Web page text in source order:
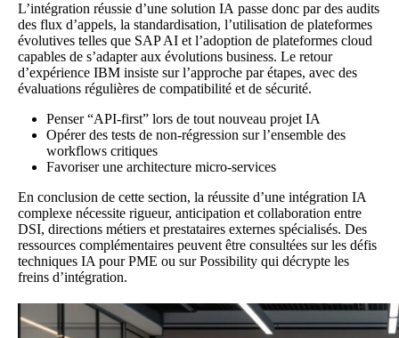
L’intégration réussie d’une solution IA passe donc par des audits
des flux d’appels, la standardisation, l’utilisation de plateformes
évolutives telles que SAP AI et l’adoption de plateformes cloud
capables de s’adapter aux évolutions business. Le retour
d’expérience IBM insiste sur l’approche par étapes, avec des
évaluations régulières de compatibilité et de sécurité.
Penser “API-first” lors de tout nouveau projet IA
Opérer des tests de non-régression sur l’ensemble des
workflows critiques
Favoriser une architecture micro-services
En conclusion de cette section, la réussite d’une intégration IA
complexe nécessite rigueur, anticipation et collaboration entre
DSI, directions métiers et prestataires externes spécialisés. Des
ressources complémentaires peuvent être consultées surles défis
techniques IA pour PME ou surPossibility qui décrypte les
freins d’intégration.